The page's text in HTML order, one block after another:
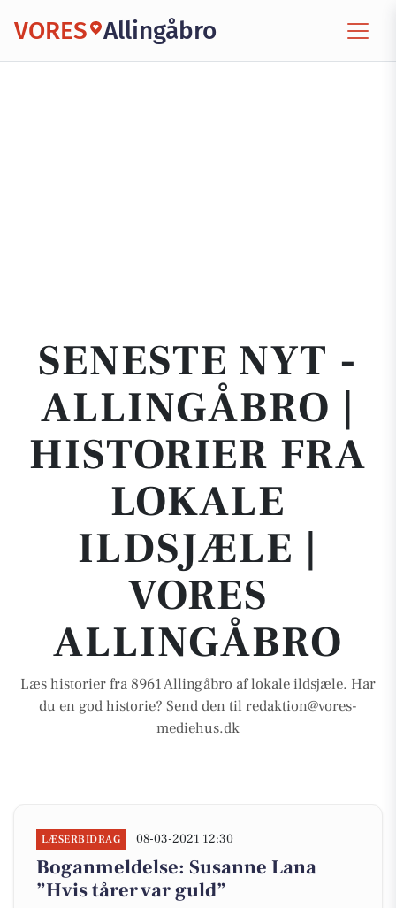
VORES Allingåbro
SENESTE NYT -
ALLINGÅBRO |
HISTORIER FRA
LOKALE
ILDSJÆLE |
VORES
ALLINGÅBRO
Læs historier fra 8961 Allingåbro af lokale ildsjæle. Har
du en god historie? Send den til redaktion@vores-
mediehus.dk
LÆSERBIDRAG 08-03-2021 12:30
Boganmeldelse: Susanne Lana
”Hvis tårer var guld”